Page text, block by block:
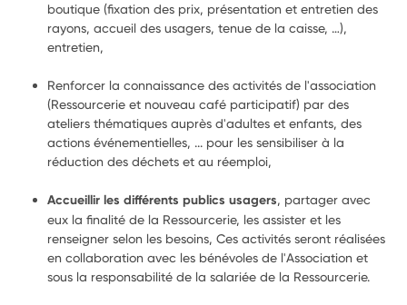
boutique (fixation des prix, présentation et entretien des
rayons, accueil des usagers, tenue de la caisse, …),
Renforcer la connaissance des activités de l'association
(Ressourcerie et nouveau café participatif) par des
ateliers thématiques auprès d'adultes et enfants, des
actions événementielles, ... pour les sensibiliser à la
réduction des déchets et au réemploi,
Accueillir les différents publics usagers, partager avec
eux la finalité de la Ressourcerie, les assister et les
renseigner selon les besoins, Ces activités seront réalisées
en collaboration avec les bénévoles de l'Association et
sous la responsabilité de la salariée de la Ressourcerie.